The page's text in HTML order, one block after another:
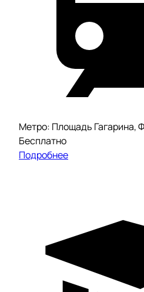
Метро: Площадь Гагарина,
Бесплатно
Подробнее